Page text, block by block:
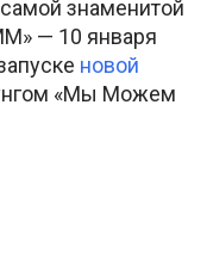
знаменитой
— 10 января
новой
«Мы Можем